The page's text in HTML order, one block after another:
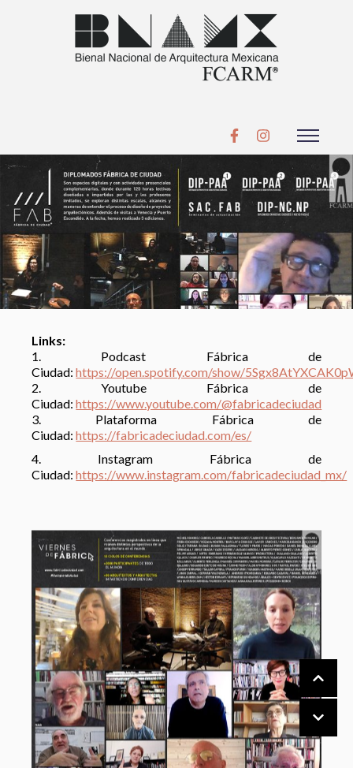
Links:
1. Podcast Fábrica de
Ciudad:https://open.spotify.com/show/
2. Youtube Fábrica de
Ciudad:https://www.youtube.com/@fabricadeciudad
3. Plataforma Fábrica de
Ciudad:https://fabricadeciudad.com/es/
4. Instagram Fábrica de
Ciudad:https://www.instagram.com/fabricadeciudad_mx/